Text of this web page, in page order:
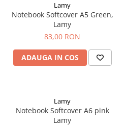
Lamy
Notebook Softcover A5 Green,
Lamy
83,00 RON
ADAUGA IN COS
Lamy
Notebook Softcover A6 pink
Lamy